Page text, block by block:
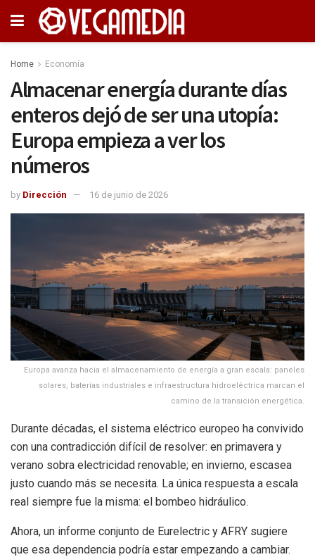
Home Economía
Almacenar energía durante días
enteros dejó de ser una utopía:
Europa empieza a ver los
números
by Dirección 16 de junio de 2026
Europa avanza hacia el almacenamiento de energía a gran escala: paneles
solares, baterías industriales e infraestructura hidroeléctrica marcan el
camino de la transición energética.
Durante décadas, el sistema eléctrico europeo ha convivido
con una contradicción difícil de resolver: en primavera y
verano sobra electricidad renovable; en invierno, escasea
justo cuando más se necesita. La única respuesta a escala
real siempre fue la misma: el bombeo hidráulico.
Ahora, un informe conjunto de Eurelectric y AFRY sugiere
que esa dependencia podría estar empezando a cambiar.